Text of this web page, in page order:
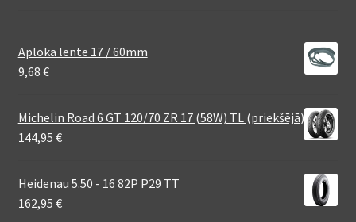
Aploka lente 17 / 60mm
9,68 €
Michelin Road 6 GT 120/70 ZR 17 (58W) TL (priekšējā)
144,95 €
Heidenau 5.50 - 16 82P P29 TT
162,95 €